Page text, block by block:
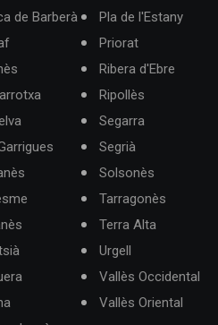
de Barberà
Pla de l'Estany
Priorat
Ribera d'Ebre
Ripollès
Segarra
Segrià
Solsonès
Tarragonès
Terra Alta
Urgell
Vallès Occidental
Vallès Oriental